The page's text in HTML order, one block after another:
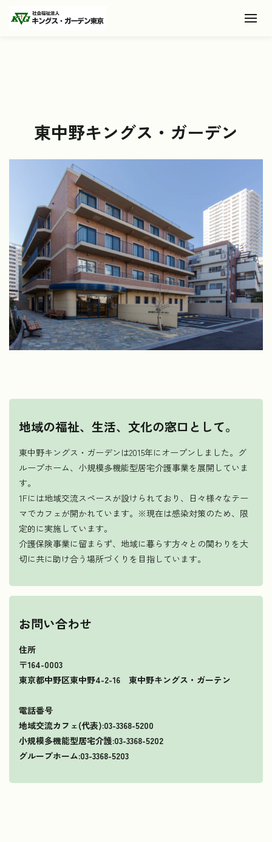
東中野キングス・ガーデン
地域の福祉、生活、文化の窓口として。
東中野キングス・ガーデンは2015年にオープンしました。グ
ループホーム、小規模多機能型居宅介護事業を展開していま
す。
1Fには地域交流スペースが設けられており、日々様々なテー
マでカフェが開かれています。※現在は感染対策のため、限
定的に実施しています。
介護保険事業に留まらず、地域に暮らす方々との関わりを大
切に共に助け合う場所づくりを目指しています。
お問い合わせ
住所
〒164-0003
東京都中野区東中野4-2-16 東中野キングス・ガーテン
電話番号
地域交流カフェ(代表):03-3368-5200
小規模多機能型居宅介護:03-3368-5202
グループホーム:03-3368-5203